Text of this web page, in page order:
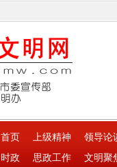
首页 上级精神 领导论
时政
思政工作 文明聚